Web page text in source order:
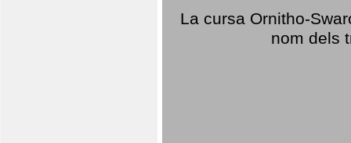
La cursa Ornitho-
nom dels